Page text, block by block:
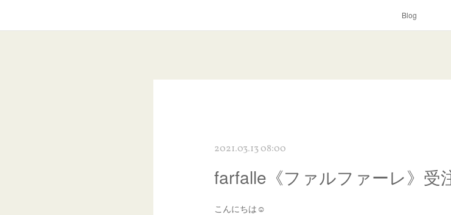
Blog
2021.03.13 08:00
farfalle《ファルファーレ》受
こんにちは☺︎